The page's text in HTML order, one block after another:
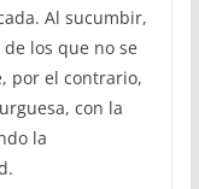
Al sucumbir,
los que no se
por el contrario,
con la
la